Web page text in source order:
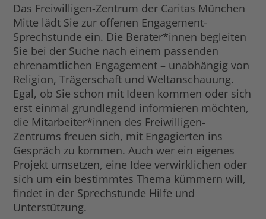
Das Freiwilligen-Zentrum der Caritas München
Mitte lädt Sie zur offenen Engagement-
Sprechstunde ein. Die Berater*innen begleiten
Sie bei der Suche nach einem passenden
ehrenamtlichen Engagement – unabhängig von
Religion, Trägerschaft und Weltanschauung.
Egal, ob Sie schon mit Ideen kommen oder sich
erst einmal grundlegend informieren möchten,
die Mitarbeiter*innen des Freiwilligen-
Zentrums freuen sich, mit Engagierten ins
Gespräch zu kommen. Auch wer ein eigenes
Projekt umsetzen, eine Idee verwirklichen oder
sich um ein bestimmtes Thema kümmern will,
findet in der Sprechstunde Hilfe und
Unterstützung.